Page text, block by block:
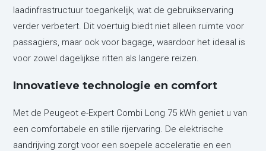
laadinfrastructuur toegankelijk, wat de gebruikservaring
verder verbetert. Dit voertuig biedt niet alleen ruimte voor
passagiers, maar ook voor bagage, waardoor het ideaal is
voor zowel dagelijkse ritten als langere reizen.
Innovatieve technologie en comfort
Met de Peugeot e-Expert Combi Long 75 kWh geniet u van
een comfortabele en stille rijervaring. De elektrische
aandrijving zorgt voor een soepele acceleratie en een